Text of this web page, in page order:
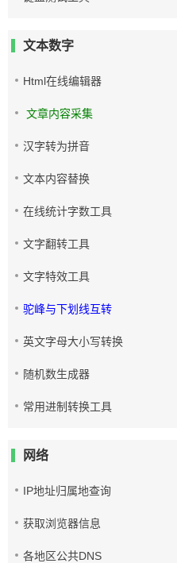
文本数字
Html在线编辑器
文章内容采集
汉字转为拼音
文本内容替换
在线统计字数工具
文字翻转工具
文字特效工具
驼峰与下划线互转
英文字母大小写转换
随机数生成器
常用进制转换工具
网络
IP地址归属地查询
获取浏览器信息
各地区公共DNS